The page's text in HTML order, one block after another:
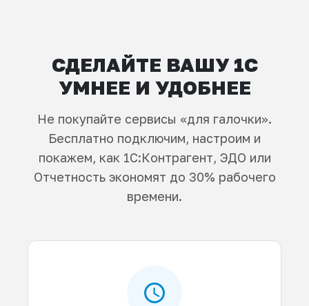
СДЕЛАЙТЕ ВАШУ 1С
УМНЕЕ И УДОБНЕЕ
Не покупайте сервисы «для галочки».
Бесплатно подключим, настроим и
покажем, как 1С:Контрагент, ЭДО или
Отчетность экономят до 30% рабочего
времени.